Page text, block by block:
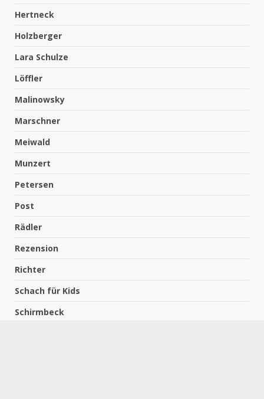
Hertneck
Holzberger
Lara Schulze
Löffler
Malinowsky
Marschner
Meiwald
Munzert
Petersen
Post
Rädler
Rezension
Richter
Schach für Kids
Schirmbeck